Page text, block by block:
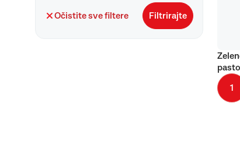
Očistite sve filtere Filtrirajte
1